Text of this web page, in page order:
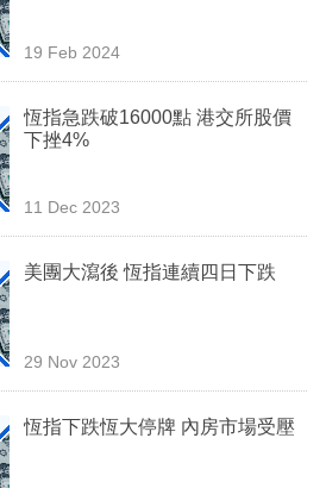
19 Feb 2024
恆指急跌破16000點 港交所股價
下挫4%
11 Dec 2023
美團大瀉後 恆指連續四日下跌
29 Nov 2023
恆指下跌恆大停牌 內房市場受壓